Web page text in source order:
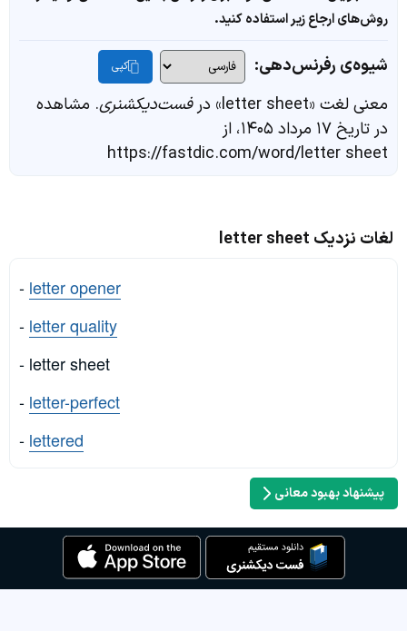
روش‌های ارجاع زیر استفاده کنید.
شیوه‌ی رفرنس‌دهی: کپی
معنی لغت «letter sheet» در فست‌دیکشنری. مشاهده
در تاریخ ۱۷ مرداد ۱۴۰۵، از
https://fastdic.com/word/letter sheet
لغات نزدیک letter sheet
- letter opener
- letter quality
- letter sheet
- letter-perfect
- lettered
پیشنهاد بهبود معانی